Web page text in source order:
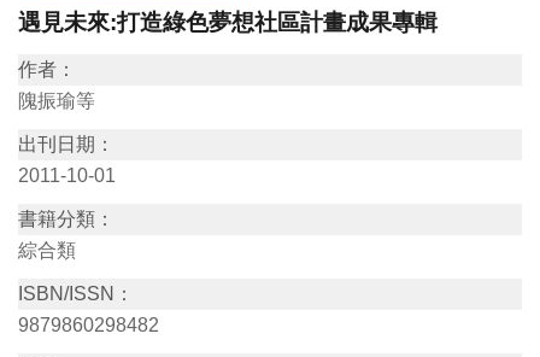
訊
展
覽
資
育
遇見未來:打造綠色夢想社區計畫成果專輯
作者：
隗振瑜等
出刊日期：
2011-10-01
書籍分類：
綜合類
ISBN/ISSN：
9879860298482